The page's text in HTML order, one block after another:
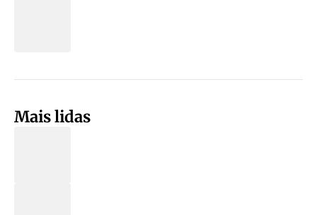
Mais lidas